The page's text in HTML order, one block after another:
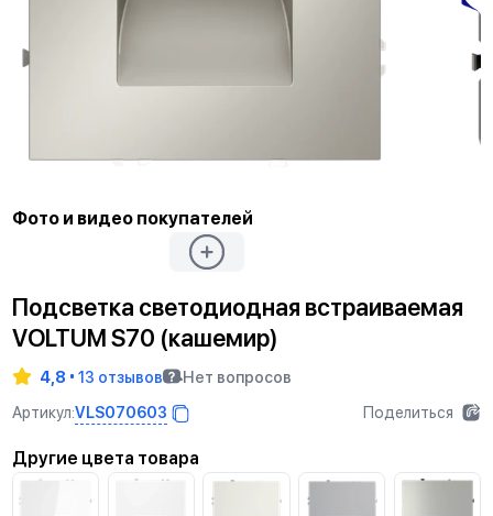
Фото и видео покупателей
Подсветка светодиодная встраиваемая
VOLTUM S70 (кашемир)
4,8 13 отзывов
Нет вопросов
Артикул:VLS070603 Поделиться
Другие цвета товара